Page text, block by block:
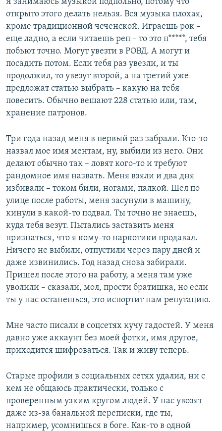
открыто этого делать нельзя. Вся музыка плохая,
кроме традиционной чеченской. Играешь рок –
еще ладно, а если читаешь реп – то это п*****, тебя
побьют точно. Могут увезти в РОВД. А могут и
посадить потом. Если тебя раз увезли, и ты
продолжил, то увезут второй, а на третий уже
предложат статью выбрать – какую на тебя
повесить. Обычно вешают 228 статью или, там,
хранение патронов.
Три года назад меня в первый раз забрали. Кто-то
назвал мое имя ментам, ну, выбили из него. Они
делают обычно так – ловят кого-то и требуют
рандомное имя назвать. Меня взяли и два дня
избивали – током били, ногами, палкой. Шел по
улице после работы, меня засунули в машину,
кинули в какой-то подвал. Ты точно не знаешь,
куда тебя везут. Пытались заставить меня
признаться, что я кому-то наркотики продавал.
Ничего не выбили, отпустили через пару дней и
даже извинились. Год назад снова забирали.
Пришел после этого на работу, а меня там уже
уволили – сказали, мол, прости братишка, но если
ты у нас останешься, это испортит нам репутацию.
Мне часто писали в соцсетях кучу гадостей. У меня
давно уже аккаунт без моей фотки, имя другое,
приходится шифроваться. Так и живу теперь.
Старые профили в социальных сетях удалил, ни с
кем не общаюсь практически, только с
проверенным узким кругом людей. У нас увозят
даже из-за банальной переписки, где ты,
например, усомнишься в боге. Как-то в одной